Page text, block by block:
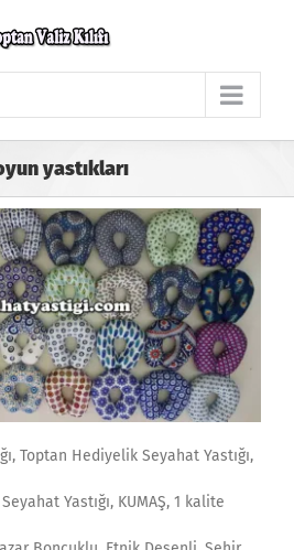
yastıkları
Toptan Hediyelik Seyahat Yastığı,
Yastığı, KUMAŞ, 1 kalite